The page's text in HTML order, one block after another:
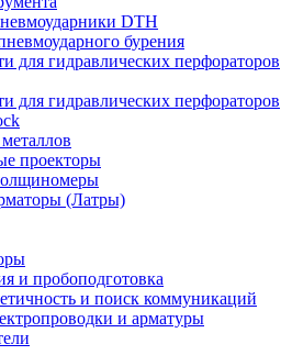
DTH
бурения
для гидравлических перфораторов
для гидравлических перфораторов
проекторы
(Латры)
и пробоподготовка
и поиск коммуникаций
и арматуры